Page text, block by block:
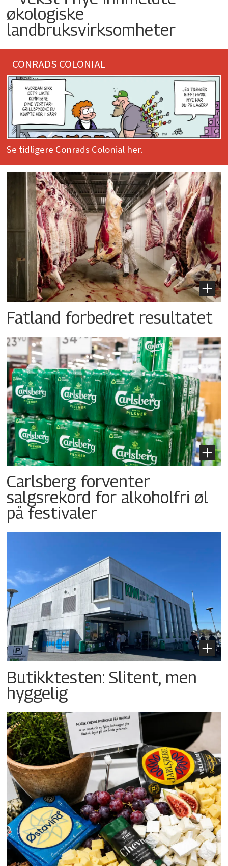
økologiske
landbruksvirksomheter
CONRADS COLONIAL
Se tidligere Conrads Colonial her.
Fatland forbedret resultatet
Carlsberg forventer
salgsrekord for alkoholfri øl
på festivaler
Butikktesten: Slitent, men
hyggelig